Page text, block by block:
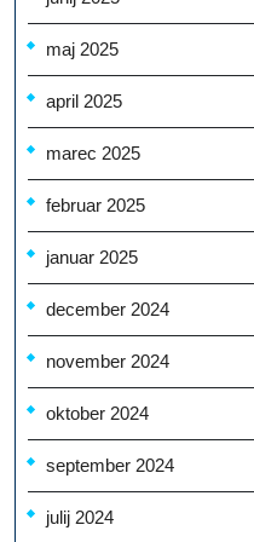
maj 2025
april 2025
marec 2025
februar 2025
januar 2025
december 2024
november 2024
oktober 2024
september 2024
julij 2024